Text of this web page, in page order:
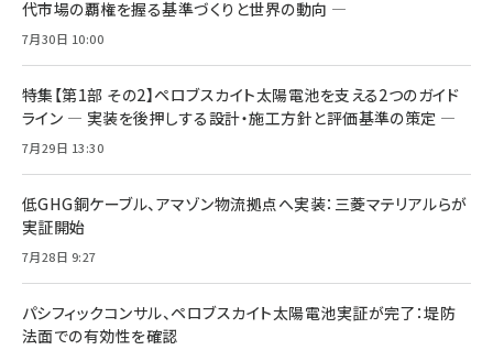
代市場の覇権を握る基準づくりと世界の動向 ―
7月30日 10:00
特集【第1部 その2】ペロブスカイト太陽電池を支える2つのガイド
ライン ― 実装を後押しする設計・施工方針と評価基準の策定 ―
7月29日 13:30
低GHG銅ケーブル、アマゾン物流拠点へ実装：三菱マテリアルらが
実証開始
7月28日 9:27
パシフィックコンサル、ペロブスカイト太陽電池実証が完了：堤防
法面での有効性を確認